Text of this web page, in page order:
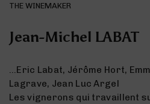
THE WINEMAKER
Jean-Michel LABAT
…Eric Labat, Jérôme Hort,
Lagrave, Jean Luc Argel
Les vignerons qui travaillent